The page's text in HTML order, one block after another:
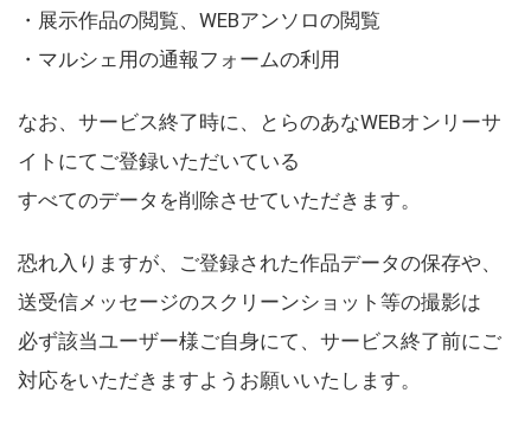
・展示作品の閲覧、WEBアンソロの閲覧
・マルシェ用の通報フォームの利用
なお、サービス終了時に、とらのあなWEBオンリーサ
イトにてご登録いただいている
すべてのデータを削除させていただきます。
恐れ入りますが、ご登録された作品データの保存や、
送受信メッセージのスクリーンショット等の撮影は
必ず該当ユーザー様ご自身にて、サービス終了前にご
対応をいただきますようお願いいたします。